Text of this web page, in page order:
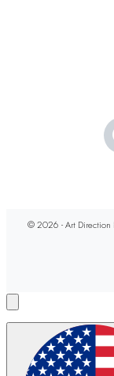
© 2026 - Art Direction